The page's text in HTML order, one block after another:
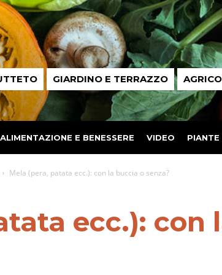
GIARDINO E TERRAZZO
ALIMENTAZIONE E BENESSERE VIDEO PIANTE
Mela (pera, patata ecc.): con la buccia o senza?
ecc.): con